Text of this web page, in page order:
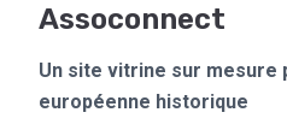
Assoconnect
Un site vitrine sur mesure
européenne historique